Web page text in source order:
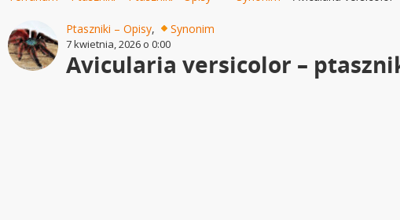
Ptaszniki – Opisy, Synonim
7 kwietnia, 2026 o 0:00
Avicularia versicolor –